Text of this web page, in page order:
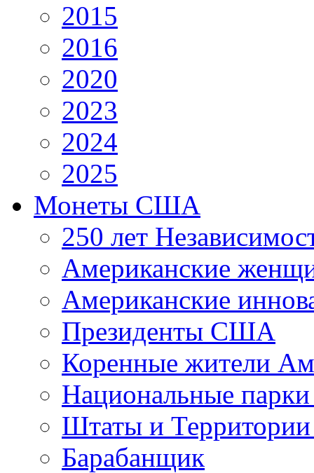
2015
2016
2020
2023
2024
2025
Монеты США
250 лет
Американские
Американские
Президенты США
Коренные жители
Национальные
Штаты и
Барабанщик